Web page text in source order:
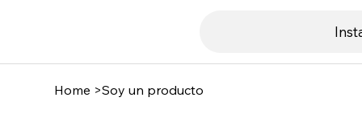
Home >Soy un producto